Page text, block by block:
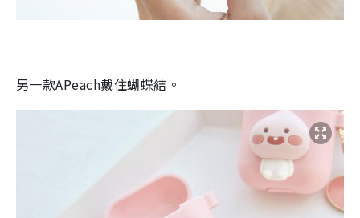
另一款APeach戴住蝴蝶結。